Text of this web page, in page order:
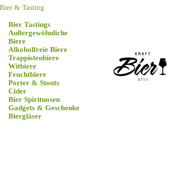
Bier & Tasting
Bier Tastings
Außergewöhnliche
Biere
Alkoholfreie Biere
Trappistenbiere
Witbiere
Fruchtbiere
Porter & Stouts
Cider
Bier Spirituosen
Gadgets & Geschenke
Biergläser
Baden-Württembergischen Bierwanderweg in Ehingen
Baden-Württembergs zwischen Ulm und Stuttgart ganz
der längsten Geschichte. Diese geht bis über 1000 Jahre
von eignen ist zwar klein aber fein. Alte Bauten wurden mit